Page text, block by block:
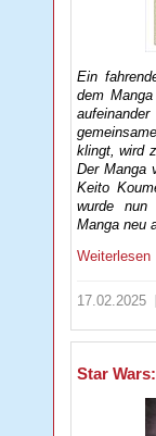
Ein
dem Manga
klingt, wird
Der Manga
Keito
wurde
Manga neu
Weiterlesen
17.02.2025
Star